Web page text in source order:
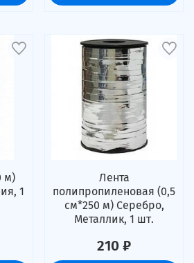
м)
1
Лента
полипропиленовая (0,5
см*250 м) Серебро,
Металлик, 1 шт.
210 ₽